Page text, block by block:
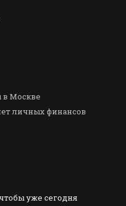
в Москве
личных финансов
уже сегодня